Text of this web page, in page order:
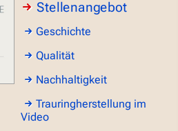
Stellenangebot
Geschichte
Qualität
Nachhaltigkeit
Trauringherstellung im
Video